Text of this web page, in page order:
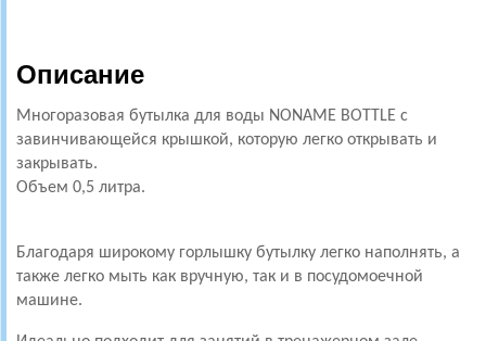
Описание
Многоразовая бутылка для воды NONAME BOTTLE с
завинчивающейся крышкой, которую легко открывать и
закрывать.
Объем 0,5 литра.
Благодаря широкому горлышку бутылку легко наполнять, а
также легко мыть как вручную, так и в посудомоечной
машине.